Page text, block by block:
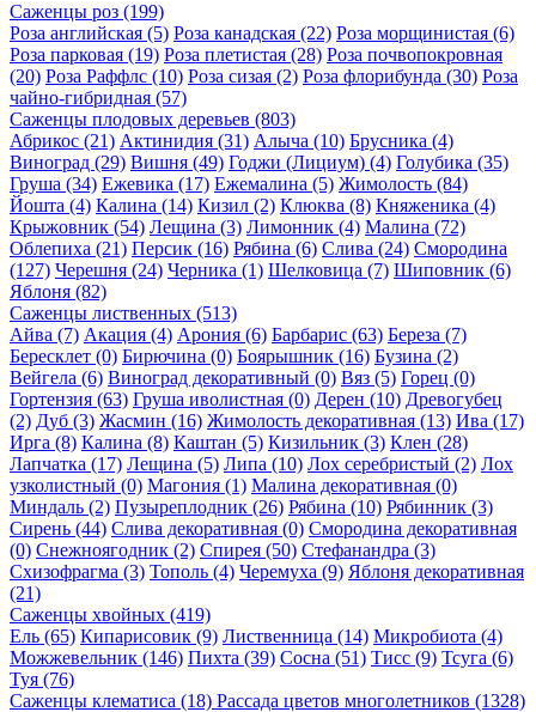
Саженцы роз (199)
Роза английская (5) Роза канадская (22) Роза морщинистая (6)
Роза парковая (19) Роза плетистая (28) Роза почвопокровная
(20) Роза Раффлс (10) Роза сизая (2) Роза флорибунда (30) Роза
чайно-гибридная (57)
Саженцы плодовых деревьев (803)
Абрикос (21) Актинидия (31) Алыча (10) Брусника (4)
Виноград (29) Вишня (49) Годжи (Лициум) (4) Голубика (35)
Груша (34) Ежевика (17) Ежемалина (5) Жимолость (84)
Йошта (4) Калина (14) Кизил (2) Клюква (8) Княженика (4)
Крыжовник (54) Лещина (3) Лимонник (4) Малина (72)
Облепиха (21) Персик (16) Рябина (6) Слива (24) Смородина
(127) Черешня (24) Черника (1) Шелковица (7) Шиповник (6)
Яблоня (82)
Саженцы лиственных (513)
Айва (7) Акация (4) Арония (6) Барбарис (63) Береза (7)
Бересклет (0) Бирючина (0) Боярышник (16) Бузина (2)
Вейгела (6) Виноград декоративный (0) Вяз (5) Горец (0)
Гортензия (63) Груша иволистная (0) Дерен (10) Древогубец
(2) Дуб (3) Жасмин (16) Жимолость декоративная (13) Ива (17)
Ирга (8) Калина (8) Каштан (5) Кизильник (3) Клен (28)
Лапчатка (17) Лещина (5) Липа (10) Лох серебристый (2) Лох
узколистный (0) Магония (1) Малина декоративная (0)
Миндаль (2) Пузыреплодник (26) Рябина (10) Рябинник (3)
Сирень (44) Слива декоративная (0) Смородина декоративная
(0) Снежноягодник (2) Спирея (50) Стефанандра (3)
Схизофрагма (3) Тополь (4) Черемуха (9) Яблоня декоративная
(21)
Саженцы хвойных (419)
Ель (65) Кипарисовик (9) Лиственница (14) Микробиота (4)
Можжевельник (146) Пихта (39) Сосна (51) Тисс (9) Тсуга (6)
Туя (76)
Саженцы клематиса (18) Рассада цветов многолетников (1328)